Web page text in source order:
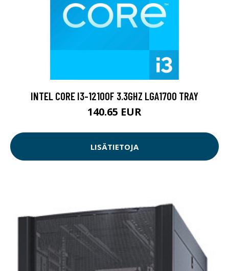
INTEL CORE I3-12100F 3.3GHZ LGA1700 TRAY
140.65 EUR
LISÄTIETOJA